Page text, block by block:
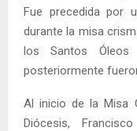
Fue precedida por
durante la misa
los Santos
posteriormente
Al inicio de la Misa
Diócesis,